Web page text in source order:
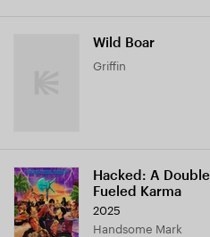
Wild Boar
Griffin
Hacked: A
Fueled Karma
2025
Handsome Mark